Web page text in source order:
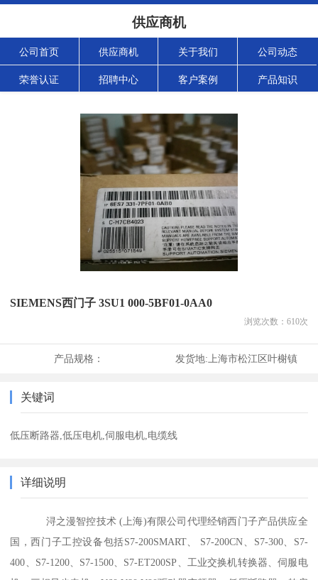
供应商机
公司首页 供应商机 关于我们 公司动态
荣誉认证 招聘中心 客户案例 产品知识
SIEMENS西门子 3SU1 000-5BF01-0AA0
浏览次数： 610次
产品规格： 发货地: 上海市松江区叶榭镇
关键词
低压断路器,低压电机,伺服电机,电缆线
详细说明
浔之漫智控技术 (上海)有限公司代理经销西门子产品供应全
国，西门子工控设备包括S7-200SMART、 S7-200CN、S7-300、S7-
400、S7-1200、S7-1500、S7-ET200SP、工业交换机转换器、伺服电